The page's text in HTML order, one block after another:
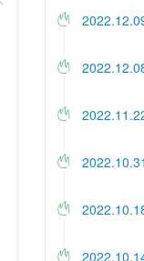



 2022.10.31

